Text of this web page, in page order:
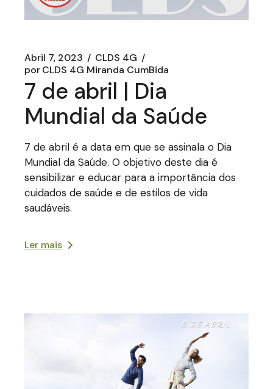
Abril 7, 2023
CLDS 4G
porCLDS 4G Miranda CumBida
7 de abril | Dia
Mundial da Saúde
7 de abril é a data em que se assinala o Dia
Mundial da Saúde. O objetivo deste dia é
sensibilizar e educar para a importância dos
cuidados de saúde e de estilos de vida
saudáveis.
Ler mais